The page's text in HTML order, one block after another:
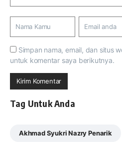
Simpan nama, email, dan situs
untuk komentar saya berikutnya.
Tag Untuk Anda
Akhmad Syukri Nazry Penarik